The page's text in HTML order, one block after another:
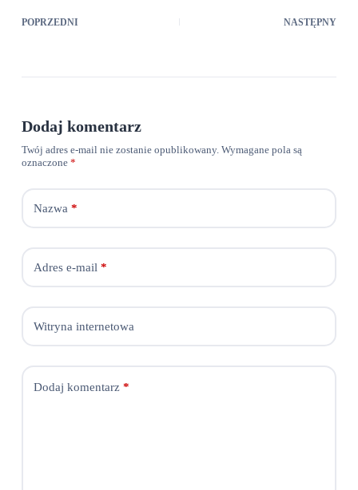
POPRZEDNI NASTĘPNY
Dodaj komentarz
Twój adres e-mail nie zostanie opublikowany. Wymagane pola są
oznaczone *
Nazwa *
Adres e-mail *
Witryna internetowa
Dodaj komentarz*